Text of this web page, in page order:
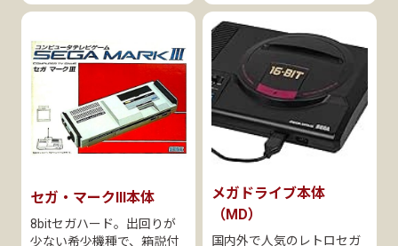
セガ・マークIII本体
8bitセガハード。出回りが
少ない希少機種で、箱説付
メガドライブ本体
（MD）
国内外で人気のレトロセガ